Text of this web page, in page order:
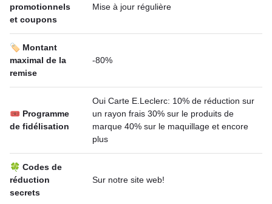
promotionnels
et coupons
Mise à jour régulière
🏷️ Montant
maximal de la
remise
-80%
🎟 Programme
de fidélisation
Oui Carte E.Leclerc: 10% de réduction sur
un rayon frais 30% sur le produits de
marque 40% sur le maquillage et encore
plus
🍀 Codes de
réduction
secrets
Sur notre site web!